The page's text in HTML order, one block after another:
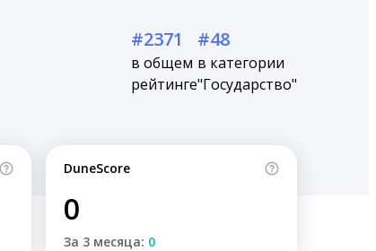
#2371
в общем
рейтинге
#48
в категории
"Государство"
DuneScore
0
За 3 месяца: 0